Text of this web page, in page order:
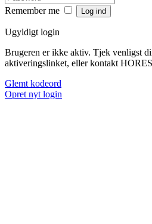
Remember me
Ugyldigt login
Brugeren er ikke aktiv. Tjek venligst
aktiveringslinket, eller kontakt
Glemt kodeord
Opret nyt login